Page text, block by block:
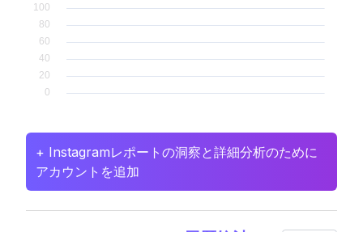
+ Instagramレポートの洞察と詳細分析のために
アカウントを追加